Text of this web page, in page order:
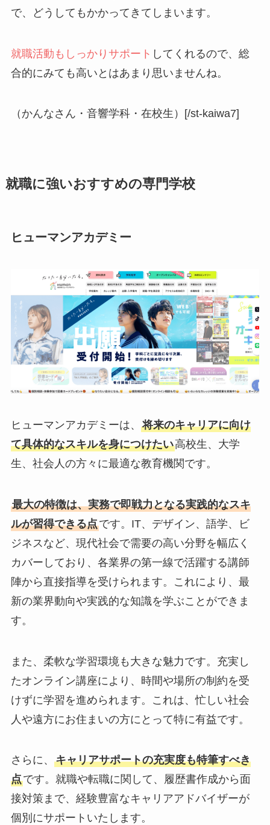
で、どうしてもかかってきてしまいます。
就職活動もしっかりサポート してくれるので、総
合的にみても高いとはあまり思いませんね。
（かんなさん・音響学科・在校生）[/st-kaiwa7]
就職に強いおすすめの専門学校
ヒューマンアカデミー
ヒューマンアカデミーは、 将来のキャリアに向け
て具体的なスキルを身につけたい高校生、大学
生、社会人の方々に最適な教育機関です。
最大の特徴は、実務で即戦力となる実践的なスキ
ルが習得できる点です。IT、デザイン、語学、ビ
ジネスなど、現代社会で需要の高い分野を幅広く
カバーしており、各業界の第一線で活躍する講師
陣から直接指導を受けられます。これにより、最
新の業界動向や実践的な知識を学ぶことができま
す。
また、柔軟な学習環境も大きな魅力です。充実し
たオンライン講座により、時間や場所の制約を受
けずに学習を進められます。これは、忙しい社会
人や遠方にお住まいの方にとって特に有益です。
さらに、 キャリアサポートの充実度も特筆すべき
点です。就職や転職に関して、履歴書作成から面
接対策まで、経験豊富なキャリアアドバイザーが
個別にサポートいたします。